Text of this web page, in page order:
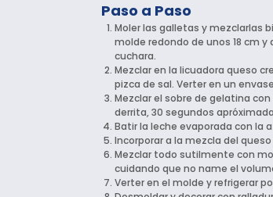
Paso a Paso
Moler las galletas y mezclarlas
molde redondo de unos 18 cm
cuchara.
Mezclar en la licuadora queso
pizca de sal. Verter en un
Mezclar el sobre de gelatina
derrita, 30 segundos
Batir la leche evaporada con la
Incorporar a la mezcla del
Mezclar todo sutilmente con
cuidando que no name el
Verter en el molde y refrigerar